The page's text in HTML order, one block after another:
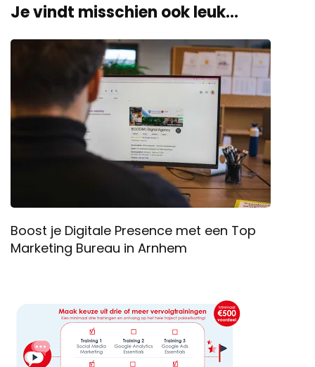
Je vindt misschien ook leuk...
Boost je Digitale Presence met een Top
Marketing Bureau in Arnhem